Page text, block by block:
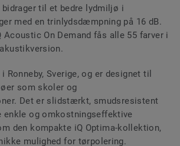
til et bedre lydmiljø i
med en trinlydsdæmpning på 16 dB.
Acoustic On Demand fås alle 55 farver i
Ronneby, Sverige, og er designet til
som skoler og
Det er slidstærkt, smudsresistent
enkle og omkostningseffektive
den kompakte iQ Optima-kollektion,
mulighed for tørpolering.